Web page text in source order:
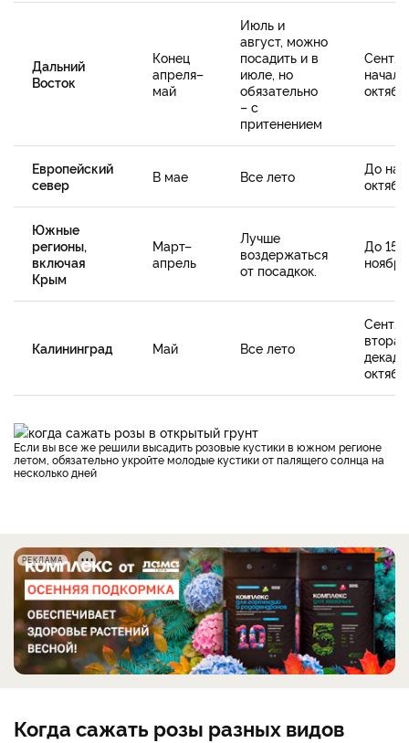
Дальний
Восток
Конец
апреля–
май
Июль и
август, можно
посадить и в
июле, но
обязательно
– с
притенением
начало
Европейский
север
В мае Все лето
До
Южные
регионы,
включая
Крым
Март–
апрель
Лучше
воздержаться
от посадкок.
До
ноября
Калининград Май Все лето
вторая
декада
Если вы все же решили высадить розовые кустики в южном регионе
летом, обязательно укройте молодые кустики от палящего солнца на
несколько дней
РЕКЛАМА
Когда сажать розы разных видов